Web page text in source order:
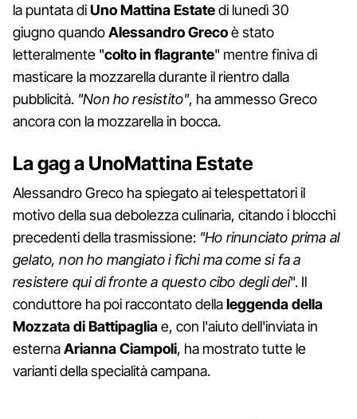
la puntata diUno Mattina Estatedi lunedì 30
giugno quandoAlessandroGrecoè stato
letteralmente "colto in flagrante" mentre finiva di
masticare la mozzarella durante il rientro dalla
pubblicità. "Non ho resistito", ha ammesso Greco
ancora con la mozzarella in bocca.
La gag a UnoMattina Estate
Alessandro Greco ha spiegato ai telespettatori il
motivo della sua debolezza culinaria, citando i blocchi
precedenti della trasmissione: "Ho rinunciato prima al
gelato, non ho mangiato i fichi ma come si fa a
resistere qui di fronte a questo cibo degli dei". Il
conduttore ha poi raccontato dellaleggenda della
Mozzata di Battipagliae, con l'aiuto dell'inviata in
esternaAriannaCiampoli, ha mostrato tutte le
varianti della specialità campana.